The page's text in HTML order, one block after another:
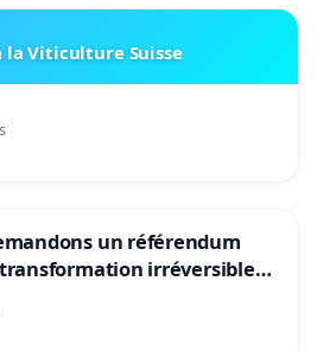
la Viticulture Suisse
un référendum
irréversible